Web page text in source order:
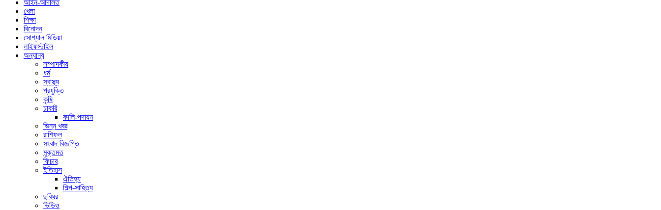
আইন-আদালত
খেলা
শিক্ষা
বিনোদন
সোশ্যাল মিডিয়া
লাইফস্টাইল
অন্যান্য
সম্পাদকীয়
ধর্ম
স্বাস্থ্য
প্রযুক্তি
কৃষি
চাকরি
বদলি-পদায়ন
ভিন্ন খবর
রাশিফল
সংবাদ বিজ্ঞপ্তি
মুক্তমত
ফিচার
ইতিহাস
ঐতিহ্য
শিল্প-সাহিত্য
ছবিঘর
ভিডিও